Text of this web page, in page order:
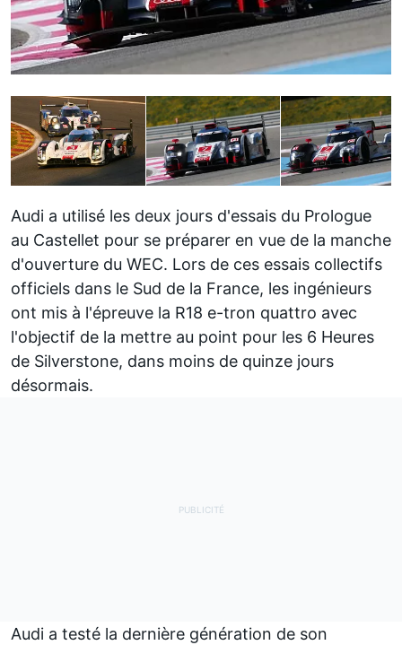
Audi a utilisé les deux jours d'essais du Prologue
au Castellet pour se préparer en vue de la manche
d'ouverture du WEC. Lors de ces essais collectifs
officiels dans le Sud de la France, les ingénieurs
ont mis à l'épreuve la R18 e-tron quattro avec
l'objectif de la mettre au point pour les 6 Heures
de Silverstone, dans moins de quinze jours
désormais.
Audi a testé la dernière génération de son